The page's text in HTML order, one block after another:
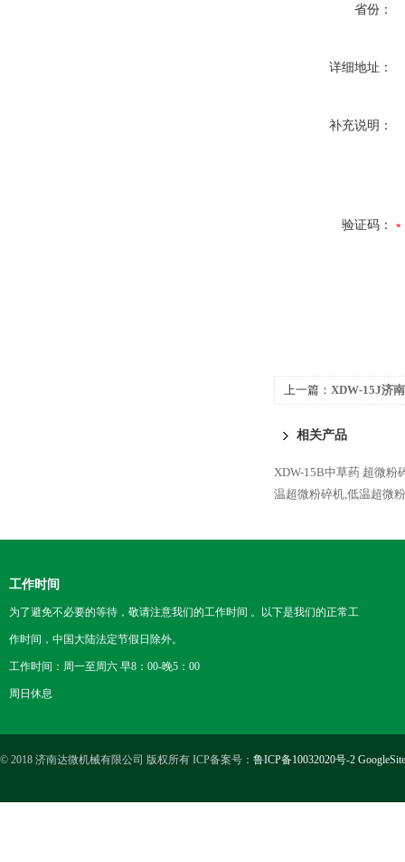
省份：
详细地址：
补充说明：
验证码：
上一篇： XDW-15J济
相关产品
XDW-15B中草药 超微粉
温超微粉碎机,低温超微
工作时间
为了避免不必要的等待，敬请注意我们的工作时间 。以下是我们的正常工
作时间，中国大陆法定节假日除外。
工作时间：周一至周六 早8：00-晚5：00
周日休息
© 2018 济南达微机械有限公司 版权所有 ICP备案号： 鲁ICP备10032020号-2